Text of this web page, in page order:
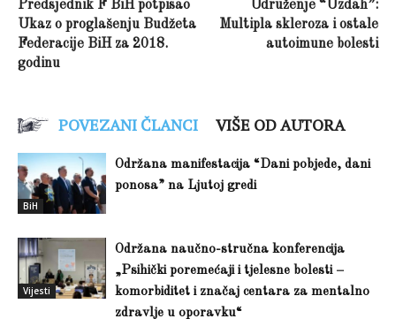
Predsjednik F BiH potpisao
Ukaz o proglašenju Budžeta
Federacije BiH za 2018.
godinu
Udruženje “Uzdah”:
Multipla skleroza i ostale
autoimune bolesti
POVEZANI ČLANCI VIŠE OD AUTORA
BiH
Održana manifestacija “Dani pobjede, dani
ponosa” na Ljutoj gredi
Vijesti
Održana naučno-stručna konferencija
„Psihički poremećaji i tjelesne bolesti –
komorbiditet i značaj centara za mentalno
zdravlje u oporavku“